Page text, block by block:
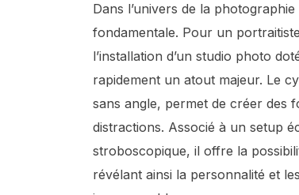
Dans l’univers de la
fondamentale. Pour un
l’installation d’un studio photo
rapidement un atout majeur. Le
sans angle, permet de créer des
distractions. Associé à un setup
stroboscopique, il offre la
révélant ainsi la personnalité et